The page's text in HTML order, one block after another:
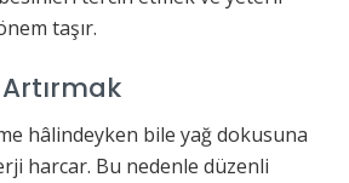
taşır.
hâlindeyken bile yağ dokusuna
harcar. Bu nedenle düzenli